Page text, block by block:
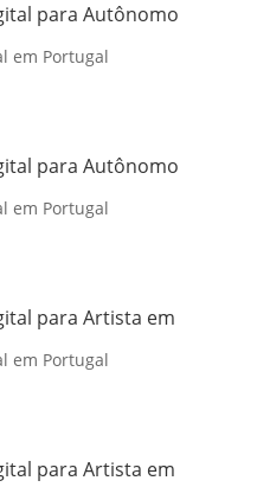
para Autônomo
em Portugal
para Autônomo
em Portugal
para Artista em
em Portugal
para Artista em